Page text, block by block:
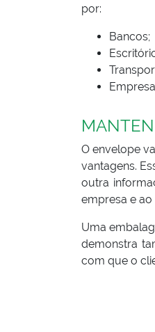
por:
Bancos;
O envelope
vantagens.
outra
empresa e
Uma
demonstra
com que o